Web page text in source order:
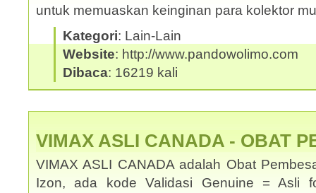
untuk memuaskan keinginan para kolektor
Kategori: Lain-Lain
Website: http://www.pandowolimo.com
Dibaca: 16219 kali
VIMAX ASLI CANADA - OBAT
VIMAX ASLI CANADA adalah Obat
Izon, ada kode Validasi Genuine = Asli